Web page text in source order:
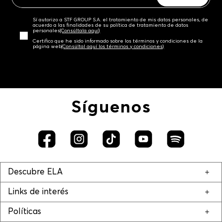
Sí autorizo a STF GROUP S.A. el tratamiento de mis datos personales, de
acuerdo a las finalidades de su política de tratamiento de datos
personales‎(Consúltala aquí)
Certifico que he sido informado sobre los términos y condiciones de la
página web‎(Consúltal aquí los términos y condiciones)
Síguenos
Descubre ELA
Links de interés
Políticas